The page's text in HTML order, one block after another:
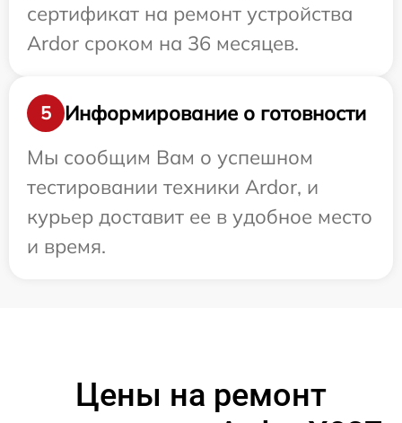
сертификат на ремонт устройства
Ardor сроком на 36 месяцев.
5
Информирование о готовности
Мы сообщим Вам о успешном
тестировании техники Ardor, и
курьер доставит ее в удобное место
и время.
Цены на ремонт